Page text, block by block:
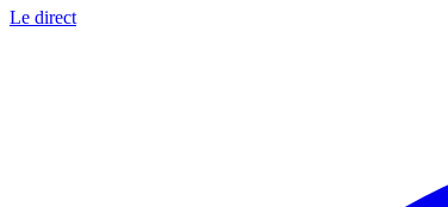
Le direct